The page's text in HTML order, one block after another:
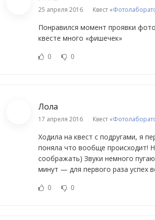
25 апреля 2016 Квест «
Понравился момент проявки
квесте много «фишечек»
0
0
Лола
17 апреля 2016 Квест «
Ходила на квест с подругами, я
поняла что вообще происходит!
соображать) Звуки немного
минут — для первого раза успех
0
0